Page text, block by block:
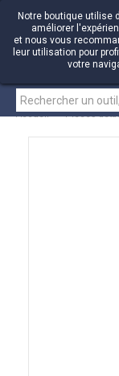
Notre boutique utilise
améliorer
et nous vous
leur utilisation pour
votre
Accueil > Pièces